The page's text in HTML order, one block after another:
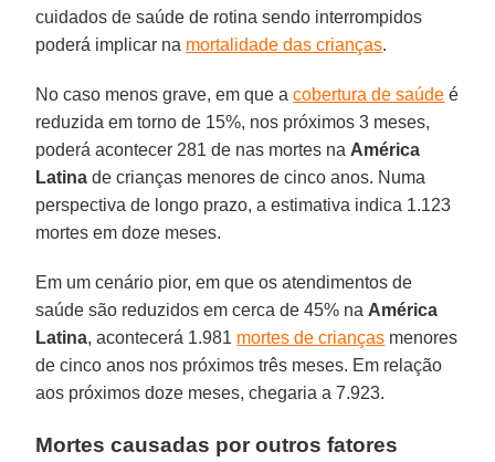
cuidados de saúde de rotina sendo interrompidos
poderá implicar na mortalidade das crianças.
No caso menos grave, em que acobertura de saúde é
reduzida em torno de 15%, nos próximos 3 meses,
poderá acontecer 281 de nas mortes na América
Latina de crianças menores de cinco anos. Numa
perspectiva de longo prazo, a estimativa indica 1.123
mortes em doze meses.
Em um cenário pior, em que os atendimentos de
saúde são reduzidos em cerca de 45% na América
Latina, acontecerá 1.981 mortes de crianças menores
de cinco anos nos próximos três meses. Em relação
aos próximos doze meses, chegaria a 7.923.
Mortes causadas por outros fatores